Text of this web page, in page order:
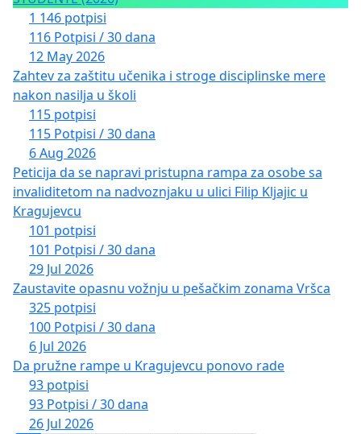
1 146 potpisi
116 Potpisi / 30 dana
12 May 2026
Zahtev za zaštitu učenika i stroge disciplinske mere
nakon nasilja u školi
115 potpisi
115 Potpisi / 30 dana
6 Aug 2026
Peticija da se napravi pristupna rampa za osobe sa
invaliditetom na nadvoznjaku u ulici Filip Kljajic u
Kragujevcu
101 potpisi
101 Potpisi / 30 dana
29 Jul 2026
Zaustavite opasnu vožnju u pešačkim zonama Vršca
325 potpisi
100 Potpisi / 30 dana
6 Jul 2026
Da pružne rampe u Kragujevcu ponovo rade
93 potpisi
93 Potpisi / 30 dana
26 Jul 2026